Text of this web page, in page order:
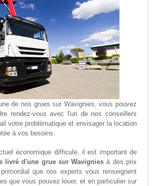
de nos grues sur Wavignies, vous pouvez
rendez-vous avec l'un de nos conseillers
votre problématique et envisager la location
à vos besoins.
économique difficule, il est important de
livré d'une grue sur Wavignies à des prix
que nos experts vous renseignent
que vous pouvez louer, et en particulier sur